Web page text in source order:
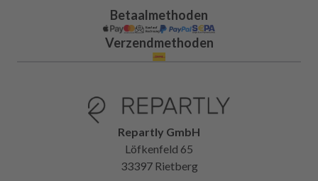
Betaalmethoden
Verzendmethoden
Repartly GmbH
Löfkenfeld 65
33397 Rietberg